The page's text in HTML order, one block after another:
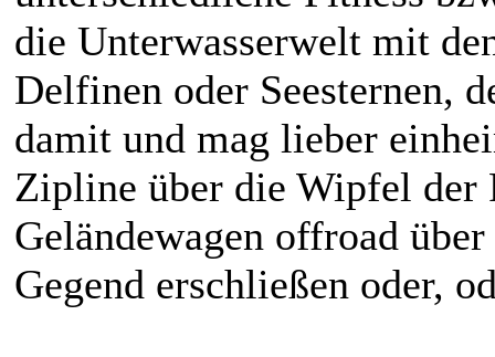
die Unterwasserwelt mit
Delfinen oder Seesternen,
damit und mag lieber
Zipline über die Wipfel der
Geländewagen offroad
Gegend erschließen oder,